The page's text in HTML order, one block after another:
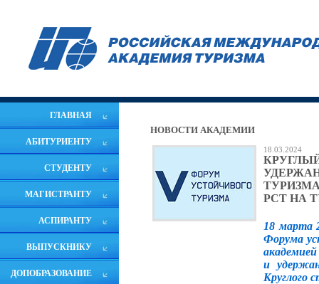
ГЛАВНАЯ
АБИТУРИЕНТУ
СТУДЕНТУ
МАГИСТРАНТУ
АСПИРАНТУ
ВЫПУСКНИКУ
ДОПОБРАЗОВАНИЕ
НОВОСТИ АКАДЕМИИ
18.03.2024
РСТ НА
18 марта
Форума
и
Круглого